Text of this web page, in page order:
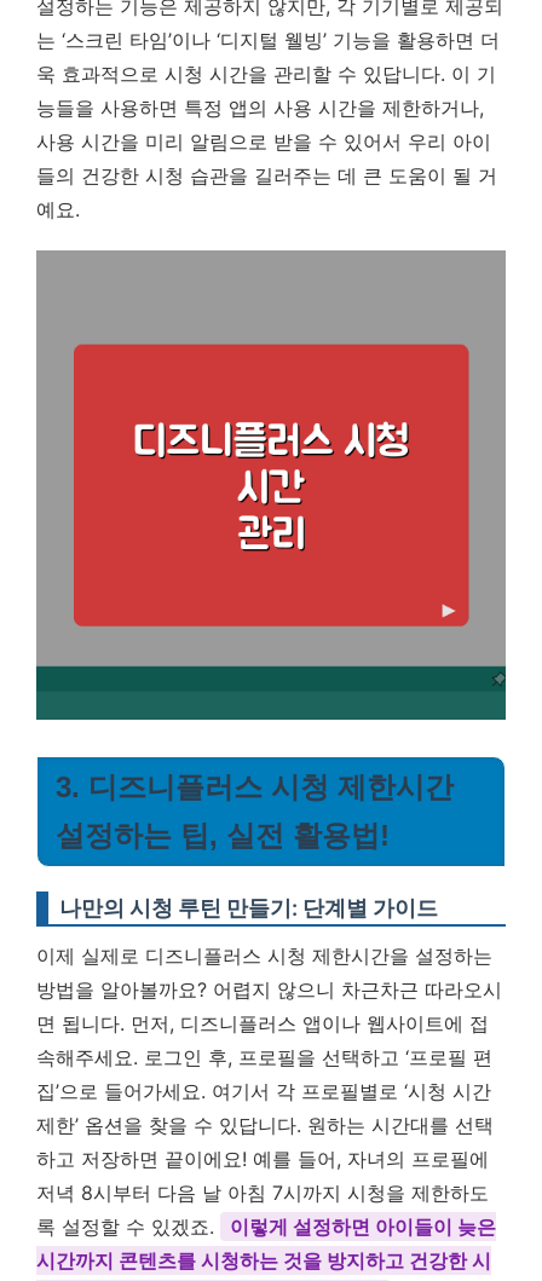
설정하는 기능은 제공하지 않지만, 각 기기별로 제공되
는 ‘스크린 타임’이나 ‘디지털 웰빙’ 기능을 활용하면 더
욱 효과적으로 시청 시간을 관리할 수 있답니다. 이 기
능들을 사용하면 특정 앱의 사용 시간을 제한하거나,
사용 시간을 미리 알림으로 받을 수 있어서 우리 아이
들의 건강한 시청 습관을 길러주는 데 큰 도움이 될 거
예요.
3. 디즈니플러스 시청 제한시간
설정하는 팁, 실전 활용법!
나만의 시청 루틴 만들기: 단계별 가이드
이제 실제로 디즈니플러스 시청 제한시간을 설정하는
방법을 알아볼까요? 어렵지 않으니 차근차근 따라오시
면 됩니다. 먼저, 디즈니플러스 앱이나 웹사이트에 접
속해주세요. 로그인 후, 프로필을 선택하고 ‘프로필 편
집’으로 들어가세요. 여기서 각 프로필별로 ‘시청 시간
제한’ 옵션을 찾을 수 있답니다. 원하는 시간대를 선택
하고 저장하면 끝이에요! 예를 들어, 자녀의 프로필에
저녁 8시부터 다음 날 아침 7시까지 시청을 제한하도
록 설정할 수 있겠죠.
이렇게 설정하면 아이들이 늦은
시간까지 콘텐츠를 시청하는 것을 방지하고 건강한 시